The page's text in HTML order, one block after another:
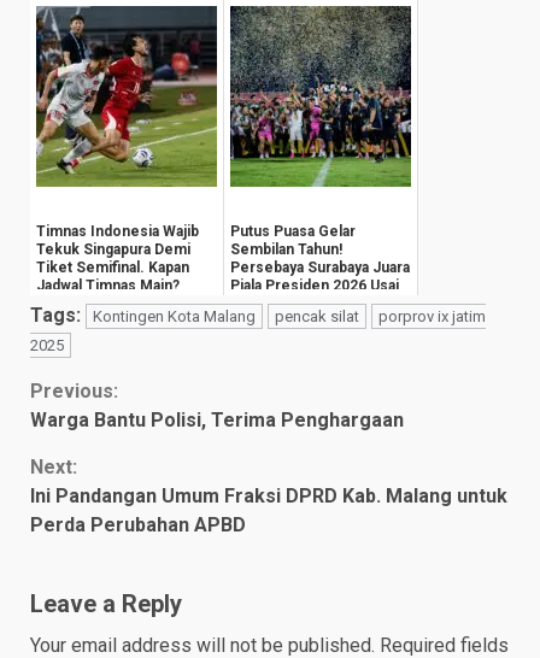
Timnas Indonesia Wajib
Tekuk Singapura Demi
Tiket Semifinal. Kapan
Jadwal Timnas Main?
Putus Puasa Gelar
Sembilan Tahun!
Persebaya Surabaya Juara
Piala Presiden 2026 Usai
Tekuk Persib
Tags: Kontingen Kota Malang pencak silat
porprov ix jatim
2025
Continue
Previous:
Warga Bantu Polisi, Terima Penghargaan
Next:
Ini Pandangan Umum Fraksi DPRD Kab. Malang untuk
Perda Perubahan APBD
Leave a Reply
Your email address will not be published. Required fields